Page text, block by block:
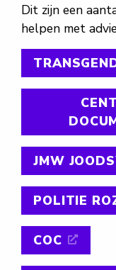
Dit zijn een
helpen met
JMW
POLITIE
COC